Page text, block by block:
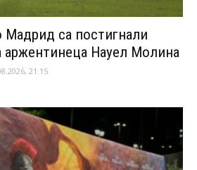
Мадрид са постигнали
аржентинеца Науел Молина
21:15